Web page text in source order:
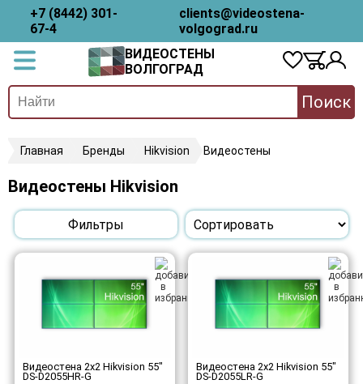
+7 (8442) 301-
67-4
clients@videostena-
volgograd.ru
ВИДЕОСТЕНЫ
ВОЛГОГРАД
Поиск
Главная Бренды Hikvision Видеостены
Видеостены Hikvision
Фильтры
Видеостена 2x2 Hikvision 55"
DS-D2055HR-G
Видеостена 2x2 Hikvision 55"
DS-D2055LR-G